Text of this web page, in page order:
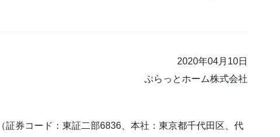
2020年04月10日
ぷらっとホーム株式会社
券コード：東証二部6836、本社：東京都千代田区、代